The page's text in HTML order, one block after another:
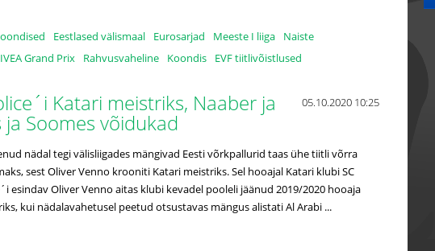
Eestlased välismaal Eurosarjad Meeste I liiga
Naiste
Grand Prix Rahvusvaheline Koondis EVF tiitlivõistlused
05.10.2020 10:25
Katari meistriks, Naaber ja
ja Soomes võidukad
nädal tegi välisliigades mängivad Eesti võrkpallurid taas ühe tiitli võrra
sest Oliver Venno krooniti Katari meistriks. Sel hooajal Katari klubi SC
esindav Oliver Venno aitas klubi kevadel pooleli jäänud 2019/2020 hooaja
kui nädalavahetusel peetud otsustavas mängus alistati Al Arabi ...